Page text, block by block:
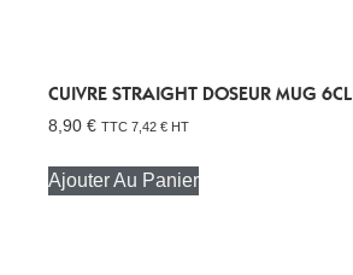
CUIVRE STRAIGHT DOSEUR MUG 6CL
8,90 € TTC 7,42 € HT
Ajouter Au Panier